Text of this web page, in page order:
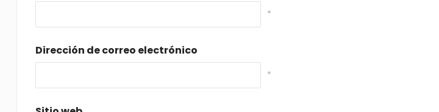
*
Dirección de correo electrónico
*